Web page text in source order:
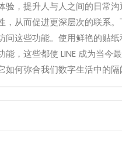
验，提升人与人之间的日常
，从而促进更深层次的联系
问这些功能。使用鲜艳的贴
，这些都使 LINE 成为当今
何弥合我们数字生活中的